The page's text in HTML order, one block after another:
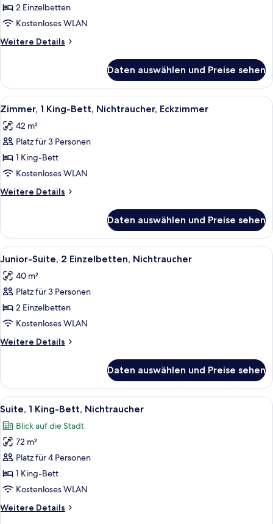
Zimmer,
2 Einzelbetten,
Nichtraucher
anzeigen
2 Einzelbetten
Kostenloses WLAN
Weitere Details
Weitere
Zimmer,
2 Einzelbetten,
Nichtraucher
Daten auswählen und Preise sehen
Alle
Fotos
für
Zimmer,
1 King-
Bett,
Nichtraucher,
Eckzimmer
Ein Hotelzimmer mit einem großen
3
Zimmer, 1 King-Bett, Nichtraucher, Eckzimmer
42 m²
Platz für 3 Personen
1 King-Bett
Kostenloses WLAN
Weitere Details
Weitere
1 King-
Bett,
Nichtraucher,
Daten auswählen und Preise sehen
Alle
Fotos
für
Junior-
Suite,
2 Einzelbetten,
Nichtraucher
anzeigen
Ein Hotelzimmer mit zwei Betten,
4
Junior-Suite, 2 Einzelbetten, Nichtraucher
40 m²
Platz für 3 Personen
2 Einzelbetten
Kostenloses WLAN
Weitere Details
Weitere
Suite,
2 Einzelbetten,
Nichtraucher
Daten auswählen und Preise sehen
Alle
Fotos
für
Suite,
1 King-
Bett,
Nichtraucher
Ein Hotelzimmer mit einem großen
6
Suite, 1 King-Bett, Nichtraucher
Blick auf die Stadt
72 m²
Platz für 4 Personen
1 King-Bett
Kostenloses WLAN
Weitere Details
Weitere